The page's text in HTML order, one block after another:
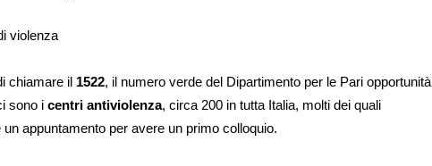
chiamare il 1522, il numero verde del Dipartimento per le Pari opportunità
sono i centri antiviolenza, circa 200 in tutta Italia, molti dei quali
un appuntamento per avere un primo colloquio.